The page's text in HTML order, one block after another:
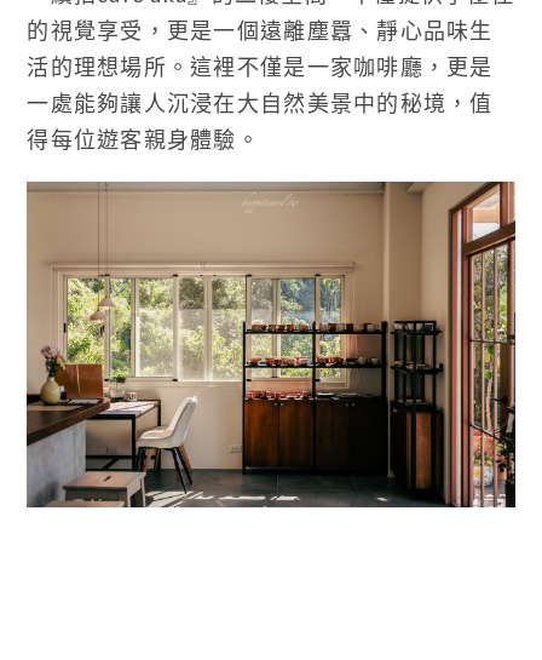
的視覺享受，更是一個遠離塵囂、靜心品味生
活的理想場所。這裡不僅是一家咖啡廳，更是
一處能夠讓人沉浸在大自然美景中的秘境，值
得每位遊客親身體驗。